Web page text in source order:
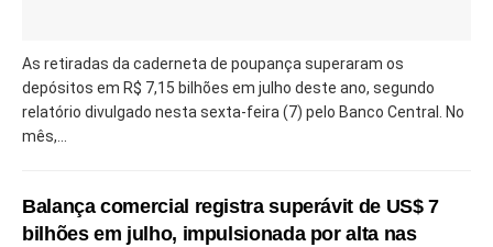
As retiradas da caderneta de poupança superaram os
depósitos em R$ 7,15 bilhões em julho deste ano, segundo
relatório divulgado nesta sexta-feira (7) pelo Banco Central. No
mês,...
Balança comercial registra superávit de US$ 7
bilhões em julho, impulsionada por alta nas